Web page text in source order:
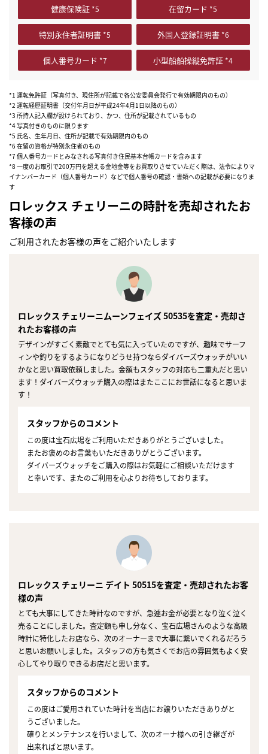
健康保険証 在留カード
特別永住者証明書 外国人登録証明書
個人番号カード 小型船舶操縦免許証
*1 運転免許証（写真付き、現住所が記載で各公安委員会発行で有効期限内のもの）
*2 運転経歴証明書（交付年月日が平成24年4月1日以降のもの）
*3 所持人記入欄が設けられており、かつ、住所が記載されているもの
*4 写真付きのものに限ります
*5 氏名、生年月日、住所が記載で有効期限内のもの
*6 在留の資格が特別永住者のもの
*7 個人番号カードとみなされる写真付き住民基本台帳カードを含みます
*8 一度のお取引で200万円を超える金地金等をお買取りさせていただく際は、法令によりマ
イナンバーカード（個人番号カード）などで個人番号の確認・書類への記載が必要になりま
す
ロレックス チェリーニの時計を売却されたお
客様の声
ご利用されたお客様の声をご紹介いたします
ロレックス チェリーニムーンフェイズ 50535を査定・売却さ
れたお客様の声
デザインがすごく素敵でとても気に入っていたのですが、趣味でサーフ
ィンや釣りをするようになりどうせ持つならダイバーズウォッチがいい
かなと思い買取依頼しました。金額もスタッフの対応も二重丸だと思い
ます！ダイバーズウォッチ購入の際はまたここにお世話になると思いま
す！
スタッフからのコメント
この度は宝石広場をご利用いただきありがとうございました。
またお褒めのお言葉もいただきありがとうございます。
ダイバーズウォッチをご購入の際はお気軽にご相談いただけます
と幸いです、またのご利用を心よりお待ちしております。
ロレックス チェリーニ デイト 50515を査定・売却されたお客
様の声
とても大事にしてきた時計なのですが、急遽お金が必要となり泣く泣く
売ることにしました。査定額も申し分なく、宝石広場さんのような高級
時計に特化したお店なら、次のオーナーまで大事に繋いでくれるだろう
と思いお願いしました。スタッフの方も気さくでお店の雰囲気もよく安
心してやり取りできるお店だと思います。
スタッフからのコメント
この度はご愛用されていた時計を当店にお譲りいただきありがと
うございました。
確りとメンテナンスを行いまして、次のオーナ様への引き継ぎが
出来ればと思います。
かんたん30秒でお試し査定